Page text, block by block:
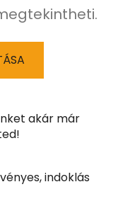
akár már
indoklás